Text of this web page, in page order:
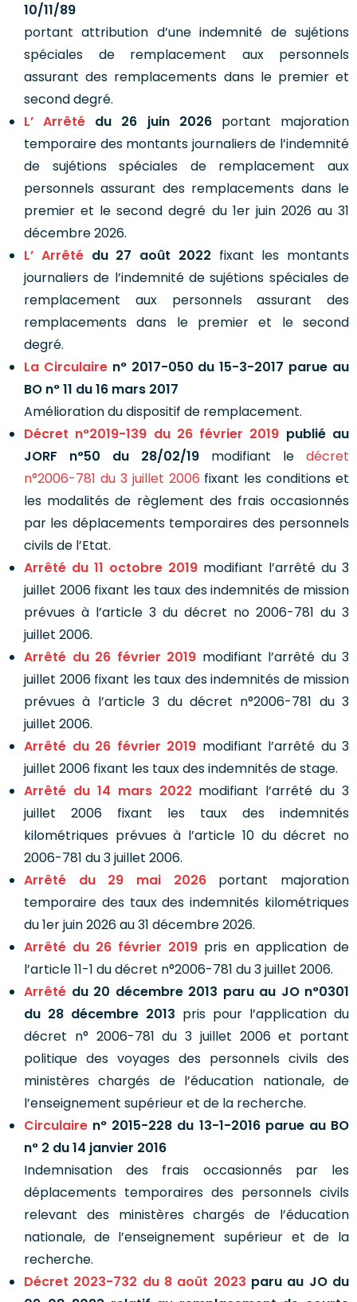
10/11/89
portant attribution d’une indemnité de sujétions
spéciales de remplacement aux personnels
assurant des remplacements dans le premier et
second degré.
L’ Arrêté du 26 juin 2026portant majoration
temporaire des montants journaliers de l’indemnité
de sujétions spéciales de remplacement aux
personnels assurant des remplacements dans le
premier et le second degré du 1er juin 2026 au 31
décembre 2026.
L’ Arrêté du 27 août 2022 fixant les montants
journaliers de l’indemnité de sujétions spéciales de
remplacement aux personnels assurant des
remplacements dans le premier et le second
degré.
La Circulairen° 2017-050 du 15-3-2017 parue au
BO n° 11 du 16 mars 2017
Amélioration du dispositif de remplacement.
Décret n°2019-139 du 26 février 2019 publié au
JORF n°50 du 28/02/19 modifiant le décret
n°2006-781 du 3 juillet 2006 fixant les conditions et
les modalités de règlement des frais occasionnés
par les déplacements temporaires des personnels
civils de l’Etat.
Arrêté du 11 octobre 2019 modifiant l’arrêté du 3
juillet 2006 fixant les taux des indemnités de mission
prévues à l’article 3 du décret no 2006-781 du 3
juillet 2006.
Arrêté du 26 février 2019 modifiant l’arrêté du 3
juillet 2006 fixant les taux des indemnités de mission
prévues à l’article 3 du décret n°2006-781 du 3
juillet 2006.
Arrêté du 26 février 2019 modifiant l’arrêté du 3
juillet 2006 fixant les taux des indemnités de stage.
Arrêté du 14 mars 2022 modifiant l’arrêté du 3
juillet 2006 fixant les taux des indemnités
kilométriques prévues à l’article 10 du décret no
2006-781 du 3 juillet 2006.
Arrêté du 29 mai 2026
portant majoration
temporaire des taux des indemnités kilométriques
du 1er juin 2026 au 31 décembre 2026.
Arrêté du 26 février 2019 pris en application de
l’article 11-1 du décret n°2006-781 du 3 juillet 2006.
Arrêté du 20 décembre 2013 paru au JO n°0301
du 28 décembre 2013 pris pour l’application du
décret n° 2006-781 du 3 juillet 2006 et portant
politique des voyages des personnels civils des
ministères chargés de l’éducation nationale, de
l’enseignement supérieur et de la recherche.
Circulaire n° 2015-228 du 13-1-2016 parue au BO
n° 2 du 14 janvier 2016
Indemnisation des frais occasionnés par les
déplacements temporaires des personnels civils
relevant des ministères chargés de l’éducation
nationale, de l’enseignement supérieur et de la
recherche.
Décret 2023-732 du 8 août 2023 paru au JO du